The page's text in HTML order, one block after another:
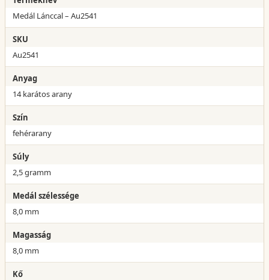
Medál Lánccal – Au2541
SKU
Au2541
Anyag
14 karátos arany
Szín
fehérarany
Súly
2,5 gramm
Medál szélessége
8,0 mm
Magasság
8,0 mm
Kő